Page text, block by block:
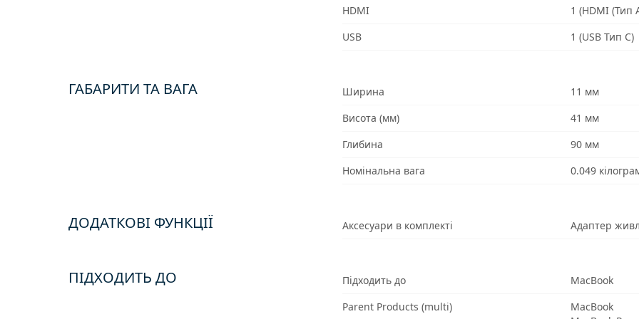
HDMI
1 (HDMI (Тип
USB
1 (USB Тип C)
ГАБАРИТИ ТА ВАГА Ширина
11 мм
Висота (мм)
41 мм
Глибина
90 мм
Номінальна вага
0.049
ДОДАТКОВІ ФУНКЦІЇ Аксесуари в комплекті Адаптер
ПІДХОДИТЬ ДО Підходить до
MacBook
Parent Products (multi)
MacBook